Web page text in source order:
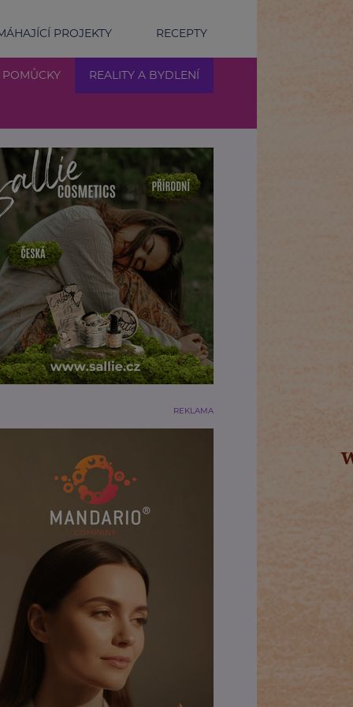
PROJEKTY RECEPTY
REALITY A BYDLENÍ
REKLAMA